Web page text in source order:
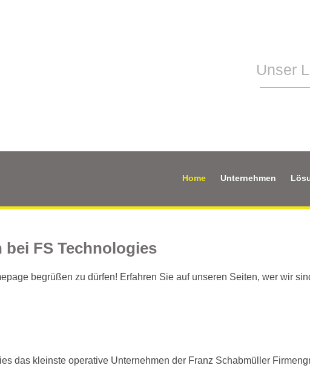
Unser
Home Unternehmen
FS Technologies
begrüßen zu dürfen! Erfahren Sie auf unseren Seiten, wer wir
das kleinste operative Unternehmen der Franz Schabmüller